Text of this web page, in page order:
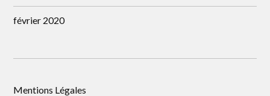
février 2020
Mentions Légales